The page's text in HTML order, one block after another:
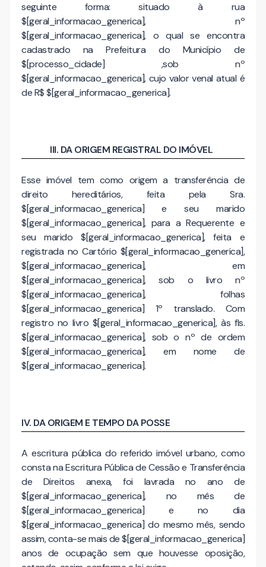
seguinte forma: situado à rua
$[geral_informacao_generica], nº
$[geral_informacao_generica], o qual se encontra
cadastrado na Prefeitura do Município de
$[processo_cidade] ,sob nº
$[geral_informacao_generica], cujo valor venal atual é
de R$ $[geral_informacao_generica].
III. DA ORIGEM REGISTRAL DO IMÓVEL
Esse imóvel tem como origem a transferência de
direito hereditários, feita pela Sra.
$[geral_informacao_generica] e seu marido
$[geral_informacao_generica], para a Requerente e
seu marido $[geral_informacao_generica], feita e
registrada no Cartório $[geral_informacao_generica],
$[geral_informacao_generica], em
$[geral_informacao_generica], sob o livro nº
$[geral_informacao_generica], folhas
$[geral_informacao_generica] 1º translado. Com
registro no livro $[geral_informacao_generica], às fls.
$[geral_informacao_generica], sob o nº de ordem
$[geral_informacao_generica], em nome de
$[geral_informacao_generica].
IV. DA ORIGEM E TEMPO DA POSSE
A escritura pública do referido imóvel urbano, como
consta na Escritura Pública de Cessão e Transferência
de Direitos anexa, foi lavrada no ano de
$[geral_informacao_generica], no mês de
$[geral_informacao_generica] e no dia
$[geral_informacao_generica] do mesmo mês, sendo
assim, conta-se mais de $[geral_informacao_generica]
anos de ocupação sem que houvesse oposição,